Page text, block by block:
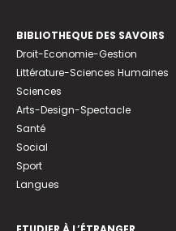
BIBLIOTHEQUE DES SAVOIRS
Droit-Economie-Gestion
Littérature-Sciences Humaines
Sciences
Arts-Design-Spectacle
Santé
Social
Sport
Langues